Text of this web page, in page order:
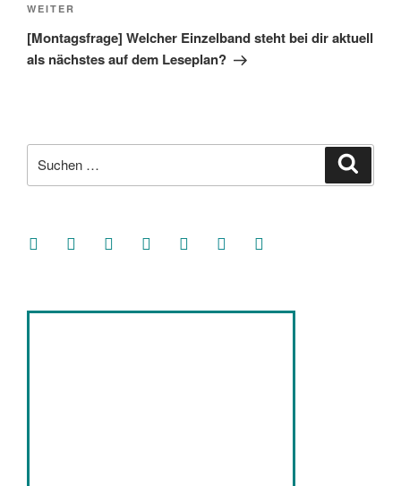
Nächster
Beitrag
WEITER
[Montagsfrage] Welcher Einzelband steht bei dir aktuell
als nächstes auf dem Leseplan?
nach:
facebooksoundcloud
twitter mastodoninstagramthreads goodreads